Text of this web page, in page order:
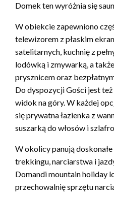
Domek ten wyróżnia się
W obiekcie zapewniono
telewizorem z płaskim
satelitarnych, kuchnię z
lodówką i zmywarką, a
prysznicem oraz
Do dyspozycji Gości jest
widok na góry. W każdej
się prywatna łazienka z
suszarką do włosów i
W okolicy panują
trekkingu, narciarstwa i
Domandi mountain holiday
przechowalnię sprzętu